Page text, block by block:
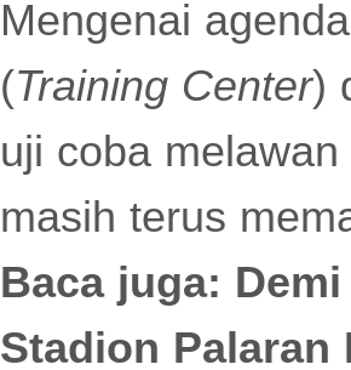
Mengenai
(Training Center)
uji coba
masih terus
Baca juga:
Stadion Palaran